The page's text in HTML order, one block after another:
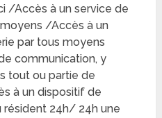
/Accès à un service de
/Accès à un
par tous moyens
communication, y
tout ou partie de
à un dispositif de
résident 24h/ 24h une